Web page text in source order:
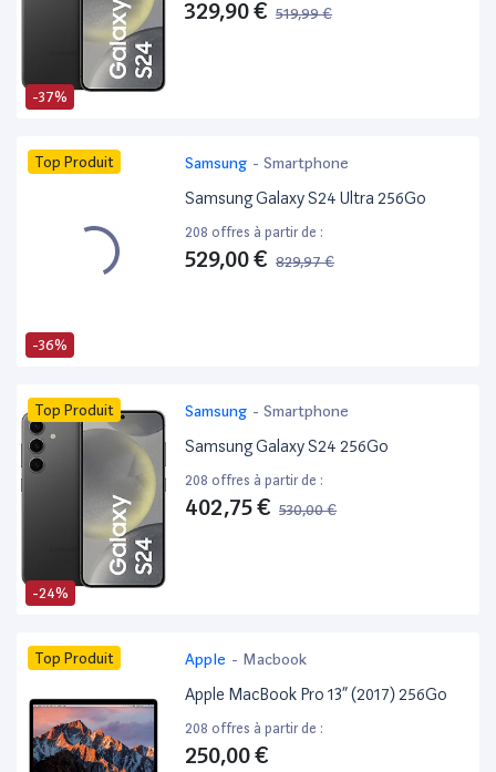
-37%
329,90 € 519,99 €
-36%
Top Produit Samsung - Smartphone
Samsung Galaxy S24 Ultra 256Go
208 offres à partir de :
529,00 € 829,97 €
-24%
Top Produit Samsung - Smartphone
Samsung Galaxy S24 256Go
208 offres à partir de :
402,75 € 530,00 €
Top Produit Apple - Macbook
Apple MacBook Pro 13” (2017) 256Go
208 offres à partir de :
250,00 €